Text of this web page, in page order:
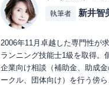
執筆者
新井智
2006年11月卓越した専門性が
ランニング技能士1級を取得。
企業向け相談（補助金、助成
ークル、団体向け）を行う傍